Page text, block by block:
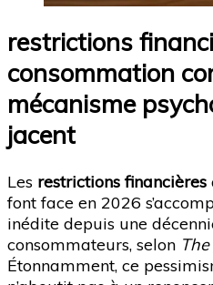
restrictions
consommation
mécanisme
jacent
Les restrictions financières
font face en 2026
inédite depuis une
consommateurs, selon
Étonnamment, ce